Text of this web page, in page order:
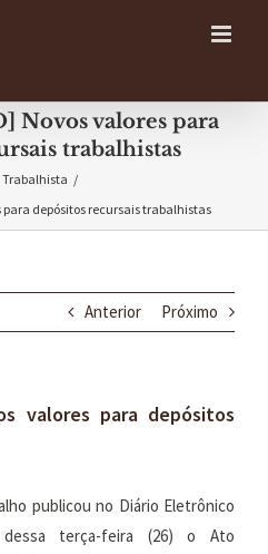
Novos valores para
trabalhistas
Trabalhista /
para depósitos recursais trabalhistas
Anterior Próximo
valores para depósitos
publicou no Diário Eletrônico
terça-feira (26) o Ato